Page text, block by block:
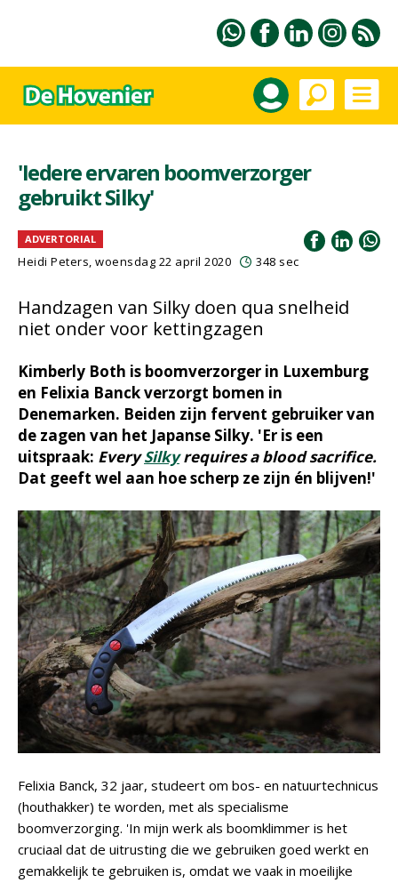
'Iedere ervaren boomverzorger
gebruikt Silky'
ADVERTORIAL
Heidi Peters, woensdag 22 april 2020 348 sec
Handzagen van Silky doen qua snelheid
niet onder voor kettingzagen
Kimberly Both is boomverzorger in Luxemburg
en Felixia Banck verzorgt bomen in
Denemarken. Beiden zijn fervent gebruiker van
de zagen van het Japanse Silky. 'Er is een
uitspraak: EverySilkyrequires a blood sacrifice.
Dat geeft wel aan hoe scherp ze zijn én blijven!'
Felixia Banck, 32 jaar, studeert om bos- en natuurtechnicus
(houthakker) te worden, met als specialisme
boomverzorging. 'In mijn werk als boomklimmer is het
cruciaal dat de uitrusting die we gebruiken goed werkt en
gemakkelijk te gebruiken is, omdat we vaak in moeilijke